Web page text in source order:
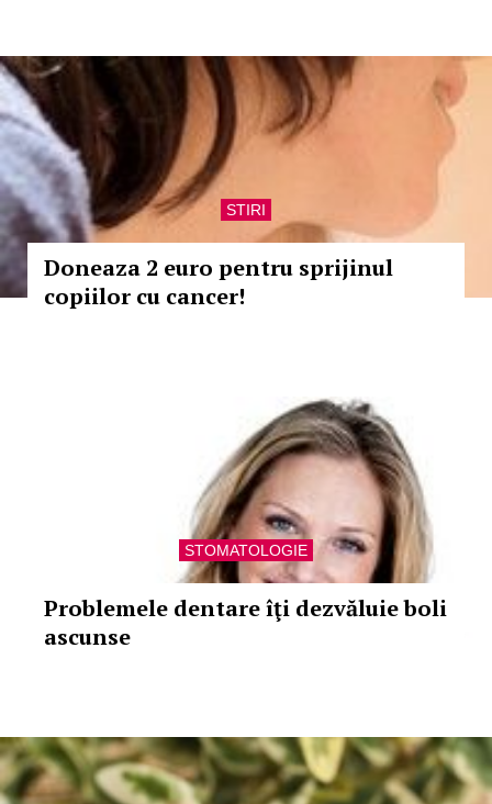
STIRI
Doneaza 2 euro pentru sprijinul
copiilor cu cancer!
STOMATOLOGIE
Problemele dentare îţi dezvăluie boli
ascunse